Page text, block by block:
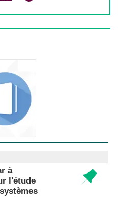
à
l'étude